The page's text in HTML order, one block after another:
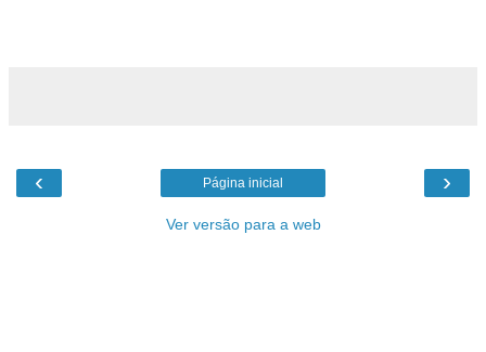
‹ ›
Página inicial
Ver versão para a web